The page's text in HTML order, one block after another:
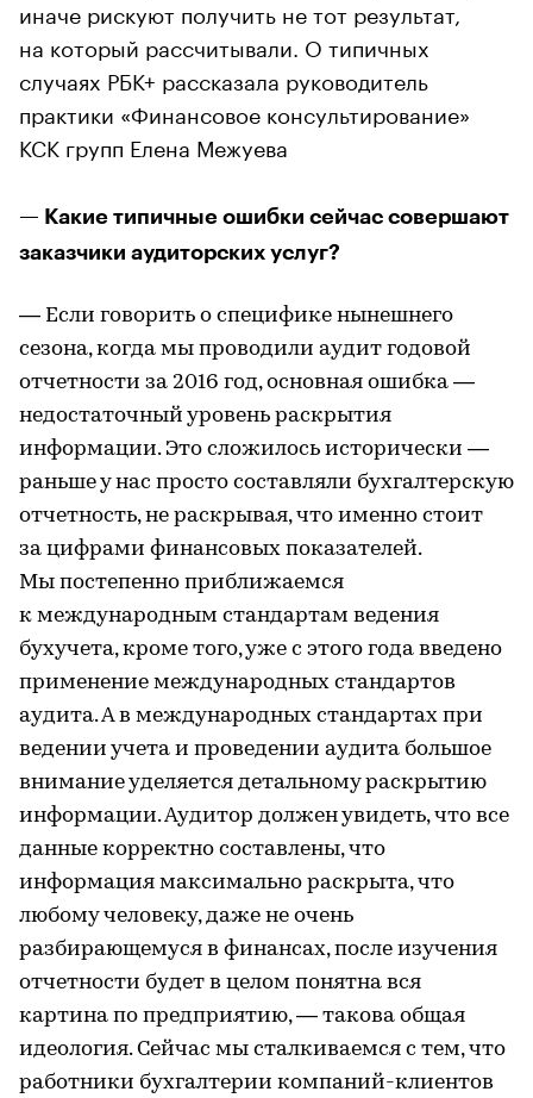
иначе рискуют получить не тот результат,
на который рассчитывали. О типичных
случаях РБК+ рассказала руководитель
практики «Финансовое консультирование»
КСК групп Елена Межуева
— Какие типичные ошибки сейчас совершают
заказчики аудиторских услуг?
— Если говорить о специфике нынешнего
сезона, когда мы проводили аудит годовой
отчетности за 2016 год, основная ошибка —
недостаточный уровень раскрытия
информации. Это сложилось исторически —
раньше у нас просто составляли бухгалтерскую
отчетность, не раскрывая, что именно стоит
за цифрами финансовых показателей.
Мы постепенно приближаемся
к международным стандартам ведения
бухучета, кроме того, уже с этого года введено
применение международных стандартов
аудита. А в международных стандартах при
ведении учета и проведении аудита большое
внимание уделяется детальному раскрытию
информации. Аудитор должен увидеть, что все
данные корректно составлены, что
информация максимально раскрыта, что
любому человеку, даже не очень
разбирающемуся в финансах, после изучения
отчетности будет в целом понятна вся
картина по предприятию, — такова общая
идеология. Сейчас мы сталкиваемся с тем, что
работники бухгалтерии компаний-клиентов